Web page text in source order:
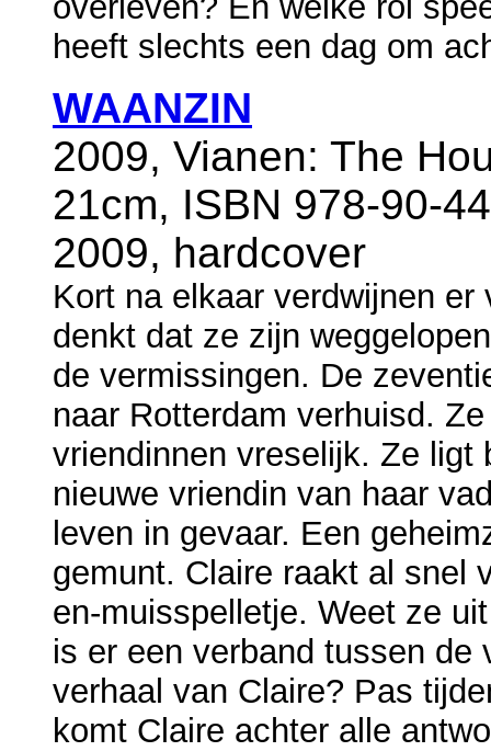
heeft slechts een dag om
WAANZIN
2009, Vianen: The
21cm, ISBN 978-90-
2009, hardcover
Kort na elkaar verdwijnen
denkt dat ze zijn
de vermissingen. De
naar Rotterdam verhuisd.
vriendinnen vreselijk. Ze ligt
nieuwe vriendin van haar
leven in gevaar. Een
gemunt. Claire raakt al snel
en-muisspelletje. Weet ze
is er een verband tussen de
verhaal van Claire? Pas
komt Claire achter alle